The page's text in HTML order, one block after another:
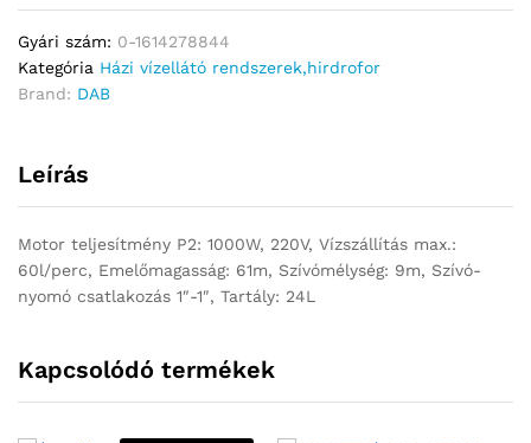
Gyári szám: 0-1614278844
Kategória Házi vízellátó rendszerek,hirdrofor
Brand: DAB
Leírás
Motor teljesítmény P2: 1000W, 220V, Vízszállítás max.:
60l/perc, Emelőmagasság: 61m, Szívómélység: 9m, Szívó-
nyomó csatlakozás 1″-1″, Tartály: 24L
Kapcsolódó termékek